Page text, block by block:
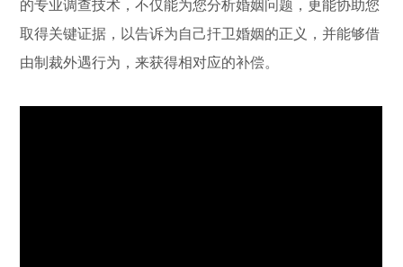
的专业调查技术，不仅能为您分析婚姻问题，更能协助您
取得关键证据，以告诉为自己扞卫婚姻的正义，并能够借
由制裁外遇行为，来获得相对应的补偿。